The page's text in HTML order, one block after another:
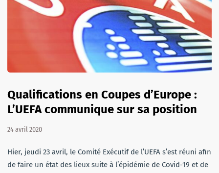
Qualifications en Coupes d’Europe :
L’UEFA communique sur sa position
24 avril 2020
Hier, jeudi 23 avril, le Comité Exécutif de l’UEFA s’est réuni afin
de faire un état des lieux suite à l’épidémie de Covid-19 et de